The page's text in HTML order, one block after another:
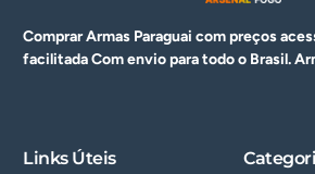
Comprar Armas Paraguai com preços
facilitada Com envio para todo o Brasil.
Links Úteis